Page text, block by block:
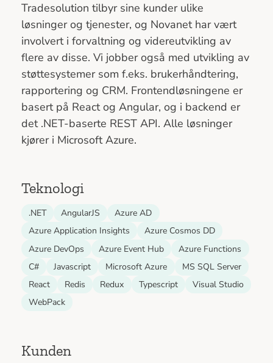
Tradesolution tilbyr sine kunder ulike
løsninger og tjenester, og Novanet har vært
involvert i forvaltning og videreutvikling av
flere av disse. Vi jobber også med utvikling av
støttesystemer som f.eks. brukerhåndtering,
rapportering og CRM. Frontendløsningene er
basert på React og Angular, og i backend er
det .NET-baserte REST API. Alle løsninger
kjører i Microsoft Azure.
Teknologi
.NET AngularJS
Azure AD
Azure Application Insights
Azure Cosmos DD
Azure DevOps
Azure Event Hub
Azure Functions
C#
Javascript Microsoft Azure
MS SQL Server
React
Redis Redux Typescript
Visual Studio
WebPack
Kunden